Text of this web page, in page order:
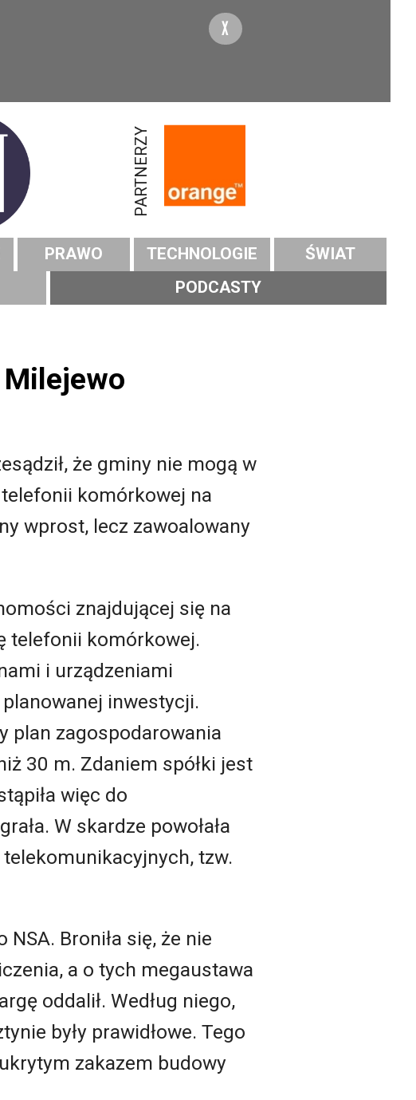
X
PARTNERZY
PRAWO TECHNOLOGIE
ŚWIAT
PODCASTY
Milejewo
że gminy nie mogą w
komórkowej na
wprost, lecz zawoalowany
znajdującej się na
telefonii komórkowej.
i urządzeniami
inwestycji.
plan zagospodarowania
30 m. Zdaniem spółki jest
więc do
W skardze powołała
tzw.
Broniła się, że nie
a o tych megaustawa
oddalił. Według niego,
były prawidłowe. Tego
zakazem budowy